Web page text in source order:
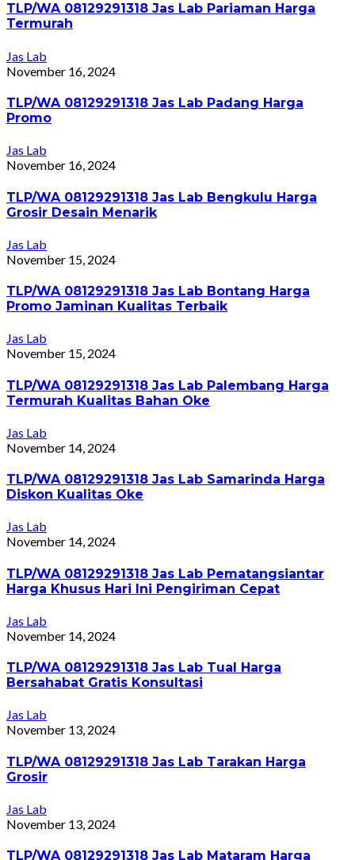
TLP/WA 08129291318 Jas Lab Pariaman Harga
Termurah
Jas Lab
November 16, 2024
TLP/WA 08129291318 Jas Lab Padang Harga
Promo
Jas Lab
November 16, 2024
TLP/WA 08129291318 Jas Lab Bengkulu Harga
Grosir Desain Menarik
Jas Lab
November 15, 2024
TLP/WA 08129291318 Jas Lab Bontang Harga
Promo Jaminan Kualitas Terbaik
Jas Lab
November 15, 2024
TLP/WA 08129291318 Jas Lab Palembang Harga
Termurah Kualitas Bahan Oke
Jas Lab
November 14, 2024
TLP/WA 08129291318 Jas Lab Samarinda Harga
Diskon Kualitas Oke
Jas Lab
November 14, 2024
TLP/WA 08129291318 Jas Lab Pematangsiantar
Harga Khusus Hari Ini Pengiriman Cepat
Jas Lab
November 14, 2024
TLP/WA 08129291318 Jas Lab Tual Harga
Bersahabat Gratis Konsultasi
Jas Lab
November 13, 2024
TLP/WA 08129291318 Jas Lab Tarakan Harga
Grosir
Jas Lab
November 13, 2024
TLP/WA 08129291318 Jas Lab Mataram Harga